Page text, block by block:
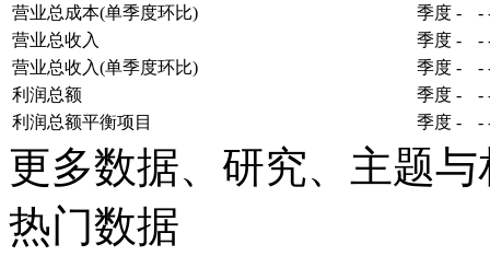
营业总成本(单季度环比)
季度 - -
营业总收入
季度 - -
营业总收入(单季度环比)
季度 - -
利润总额
季度 - -
利润总额平衡项目
季度 - -
更多数据、研究、主题
热门数据